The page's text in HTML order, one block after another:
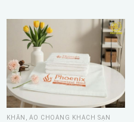
KHĂN, ÁO CHOÀNG KHÁCH SẠN